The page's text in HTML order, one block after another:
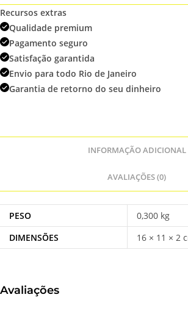
Novo
Horizonte
quantidade
Recursos extras
Qualidade premium
Pagamento seguro
Satisfação garantida
Envio para todo Rio de Janeiro
Garantia de retorno do seu dinheiro
INFORMAÇÃO ADICIONAL
AVALIAÇÕES (0)
PESO
0,300 kg
DIMENSÕES
16 × 11 × 2
Avaliações